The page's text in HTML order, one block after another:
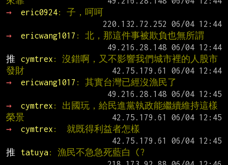
→
eric0924: 子，呵呵
→
ericwang1017 : 北，那這件事被欺負也無所謂
推
cymtrex : 沒錯啊，又不影響我們城市裡的人股市
發財
→
ericwang1017 : 其實台灣已經沒漁民了
→
cymtrex : 出國玩，給民進黨執政能繼續維持這樣
榮景
→
cymtrex :  就既得利益者怎樣
推
tatuya: 漁民不急急死藍白 (?